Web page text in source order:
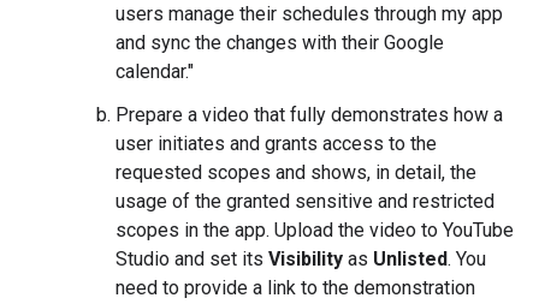
users manage their schedules through my app
and sync the changes with their Google
calendar."
Prepare a video that fully demonstrates how a
user initiates and grants access to the
requested scopes and shows, in detail, the
usage of the granted sensitive and restricted
scopes in the app. Upload the video to YouTube
Studio and set its Visibility as Unlisted. You
need to provide a link to the demonstration